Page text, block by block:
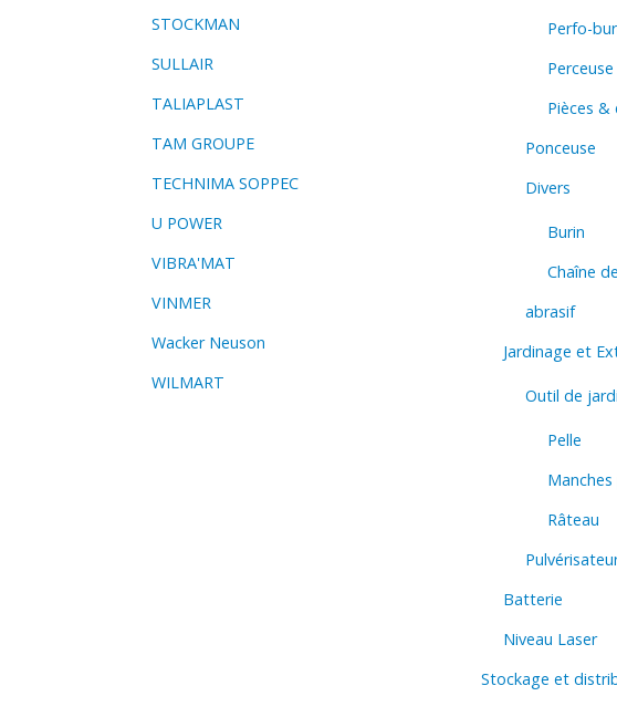
STOCKMAN
SULLAIR
TALIAPLAST
TAM GROUPE
TECHNIMA SOPPEC
U POWER
VIBRA'MAT
VINMER
Wacker Neuson
WILMART
Perfo-
Pièces
Ponceuse
Divers
Burin
Chaîne
abrasif
Jardinage et
Outil de
Pelle
Râteau
Batterie
Niveau Laser
Stockage et